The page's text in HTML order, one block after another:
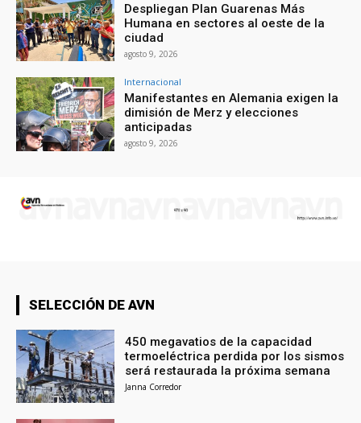
Despliegan Plan Guarenas Más
Humana en sectores al oeste de la
ciudad
agosto 9, 2026
Internacional
Manifestantes en Alemania exigen la
dimisión de Merz y elecciones
anticipadas
agosto 9, 2026
SELECCIÓN DE AVN
450 megavatios de la capacidad
termoeléctrica perdida por los sismos
será restaurada la próxima semana
Janna Corredor